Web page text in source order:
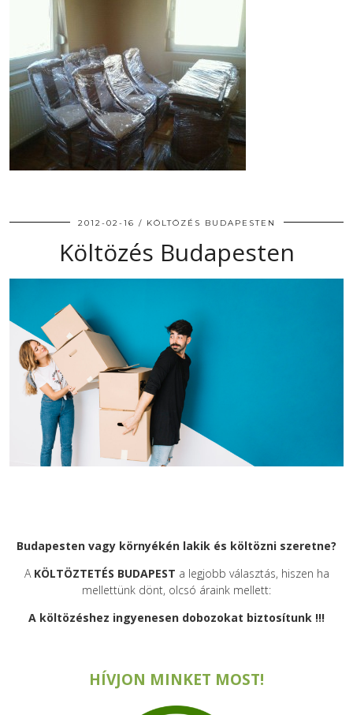
2012-02-16 KÖLTÖZÉS BUDAPESTEN
Költözés Budapesten
Budapesten vagy környékén lakik és költözni szeretne?
A KÖLTÖZTETÉS BUDAPEST a legjobb választás, hiszen ha
mellettünk dönt, olcsó áraink mellett:
A költözéshez ingyenesen dobozokat biztosítunk !!!
HÍVJON MINKET MOST!